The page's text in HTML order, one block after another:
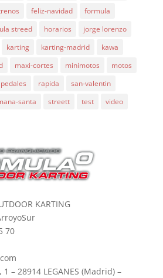
feliz-navidad
formula
streed horarios
jorge lorenzo
karting karting-madrid
kawa
maxi-cortes minimotos
motos
pedales rapida
san-valentin
santa streett test video
KARTING
70
– 28914 LEGANES (Madrid) –